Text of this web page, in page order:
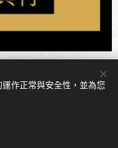
車
作正常與安全性，並為您